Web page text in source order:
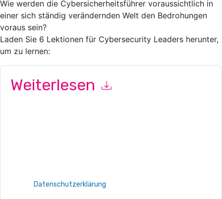
Wie werden die Cybersicherheitsführer voraussichtlich in
einer sich ständig verändernden Welt den Bedrohungen
voraus sein?
Laden Sie 6 Lektionen für Cybersecurity Leaders herunter,
um zu lernen:
Weiterlesen
Datenschutzerklärung